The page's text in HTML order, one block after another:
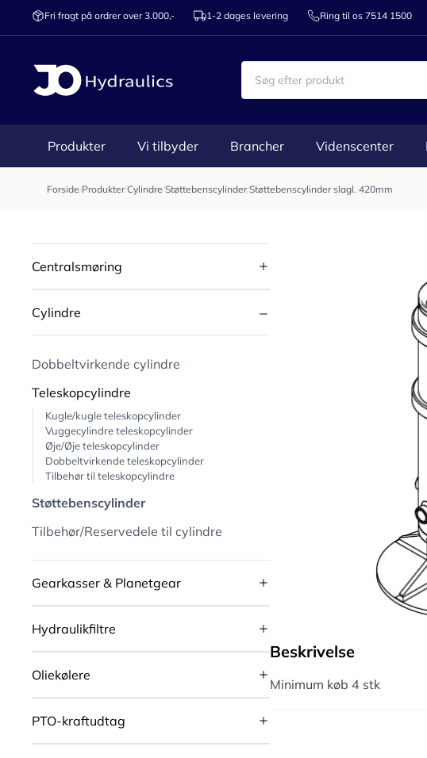
Fri fragt på ordrer over 3.000,- 1-2 dages levering Ring til os 7514 1500
Produkter Vi tilbyder Brancher Videnscenter
Forside/Produkter/Cylindre/Støttebenscylinder/Støttebenscylinder slagl. 420mm
Centralsmøring
Cylindre
Dobbeltvirkende cylindre
Teleskopcylindre
Kugle/kugle teleskopcylinder
Vuggecylindre teleskopcylinder
Øje/Øje teleskopcylinder
Dobbeltvirkende teleskopcylinder
Tilbehør til teleskopcylindre
Støttebenscylinder
Tilbehør/Reservedele til cylindre
Gearkasser & Planetgear
Hydraulikfiltre
Oliekølere
PTO-kraftudtag
Beskrivelse
Minimum køb 4 stk